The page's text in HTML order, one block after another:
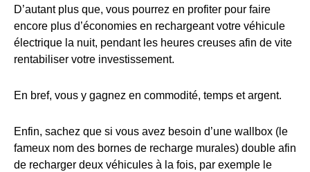
D’autant plus que, vous pourrez en profiter pour faire
encore plus d’économies en rechargeant votre véhicule
électrique la nuit, pendant les heures creuses afin de vite
rentabiliser votre investissement.
En bref, vous y gagnez en commodité, temps et argent.
Enfin, sachez que si vous avez besoin d’une wallbox (le
fameux nom des bornes de recharge murales) double afin
de recharger deux véhicules à la fois, par exemple le